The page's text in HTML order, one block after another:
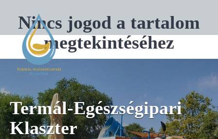
Nincs jogod a tartalom
megtekintéséhez
Termál-Egészségipari
Klaszter